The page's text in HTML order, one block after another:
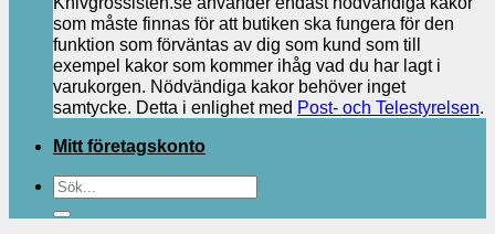
som måste finnas för att butiken ska fungera för den
funktion som förväntas av dig som kund som till
exempel kakor som kommer ihåg vad du har lagt i
varukorgen. Nödvändiga kakor behöver inget
samtycke. Detta i enlighet med Post- och Telestyrelsen.
Mitt företagskonto
Sök
efter: